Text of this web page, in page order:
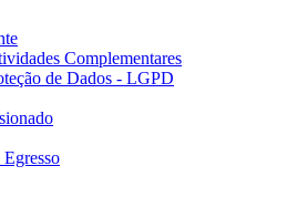
Complementares
de Dados - LGPD